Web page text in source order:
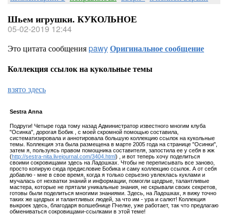
Шьем игрушки. КУКОЛЬНОЕ
05-02-2019 12:44
Это цитата сообщенияpawyОригинальное сообщение
Коллекция ссылок на кукольные темы
взято здесь
Sestra Annа
Подруги! Четыре года тому назад Администратор известного многим клуба
"Осинка", дорогая Бобик , с моей скромной помощью составила,
систематизировала и аннотировала большую коллекцию ссылок на кукольные
темы. Коллекция эта была размещена в марте 2005 года на странице "Осинки",
затем я, пользуясь правом помощника составителя, запостила ее у себя в жж
(http://sestra-nita.livejournal.com/3404.html) , и вот теперь хочу поделиться
своими сокровищами здесь на Ладошках. Чтобы не переписывать все заново,
просто копирую сюда предисловие Бобика и саму коллекцию ссылок. А от себя
добавлю - мне в свое время, когда я только серьезно увлеклась куклами и
мучалась от нехватки знаний и информации, помогли щедрые, талантливые
мастера, которые не прятали уникальные знания, не скрывали своих секретов,
готовы были поделиться многими знаниями. Здесь, на Ладошках, я вижу точно
таких же щедрых и талантливых людей, за что им - ура и салют! Коллекция
выкроек здесь, благодаря волшебнице Пчелке, уже работает, так что предлагаю
обмениваться сокровищами-ссылками в этой теме!